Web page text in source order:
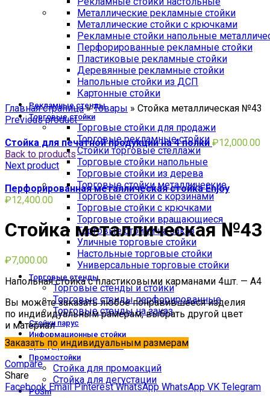
Металлические рекламные стойки
Металлические стойки с крючками
Рекламные стойки напольные
Перфорированные рекламные стойки
Пластиковые рекламные стойки
Деревянные рекламные стойки
Напольные стойки из ДСП
Картонные стойки
Рекламные стенды
Торговые стойки
Торговые стойки для продажи
Торговые рекламные стойки
Стойки торговые стеллажи
Торговые стойки напольные
Торговые стойки из дерева
Торговые стойки металлические
Торговые стойки с корзинами
Торговые стойки с крючками
Торговые стойки вращающиеся
Торговые стойки на заказ
Уличные торговые стойки
Настольные торговые стойки
Универсальные торговые стойки
Торговые стенды
Торговые стенды и стойки
Торговые стенды перфорированные
Торговые стенды на заказ
Стойки парус
Информационные стойки
Брендированные стойки
Промостойки
Стойка для промоакций
Стойка для дегустации
POSm
Click to enlarge
Главная страница»Товары » Стойка металлическая №43
Previous product
Стойка для печатной продукции на 4 полки ₽12,000.00
Back to products
Next product
Перфорированная металлическая стойка Enjoy
₽12,400.00
Стойка металлическая №43
₽7,000.00
Напольная стойка с пластиковыми карманами 4шт. — А4
Вы можете заказать любое понравившееся изделия
по индивидуальным рамерам, выбрать другой цвет
и материал
Заказать по индивидуальным размерам
Compare
Share
Facebook Email Pinterest WhatsApp WhatsApp VK Telegram